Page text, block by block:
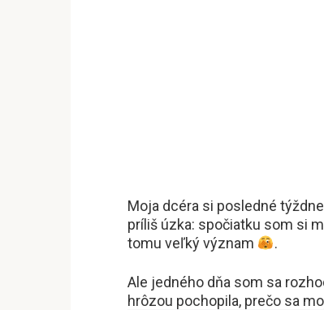
Moja dcéra si posledné
príliš úzka: spočiatku som si
tomu veľký význam
.
Ale jedného dňa som sa
hrôzou pochopila, prečo sa